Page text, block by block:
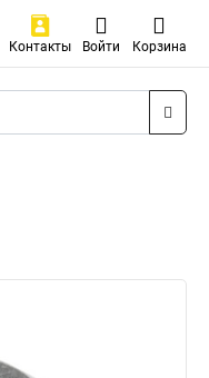
Контакты Войти Корзина